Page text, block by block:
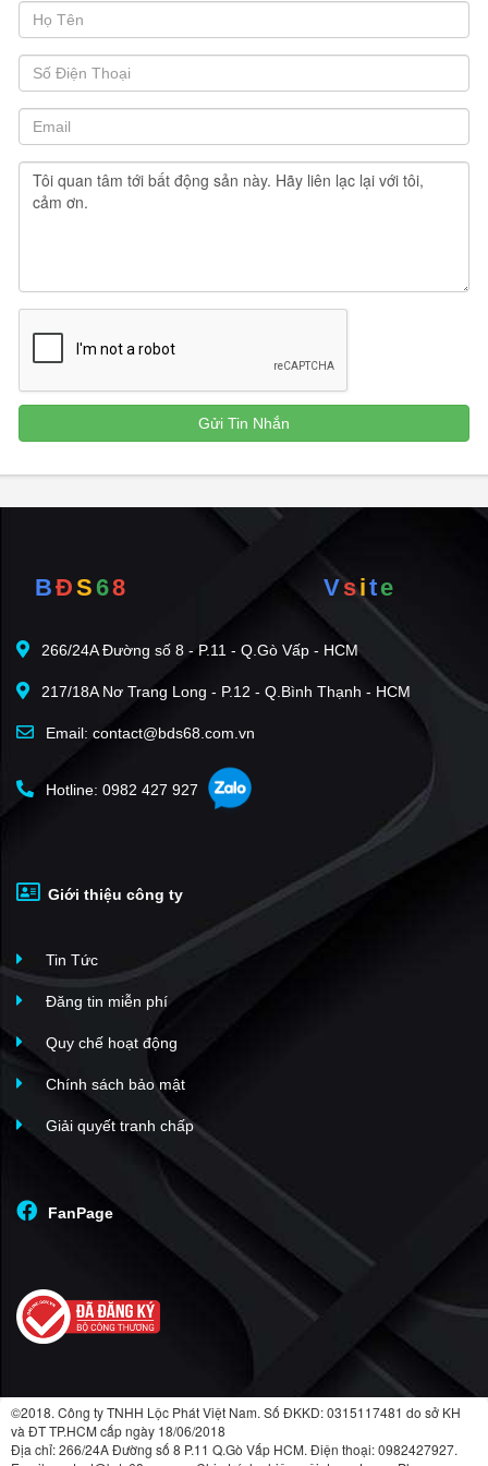
Chủ nhà thiết kế nội thất để ở nên làm rất tỉ mỉ từng chi tiết nhỏ
của ngôi nhà, các nội thất đều hàng chất lượng và cao cấp.
Khu đô thị đáng sống với môi trường sống xanh an ninh ...
BĐS68 Vsite
266/24A Đường số 8 - P.11 - Q.Gò Vấp - HCM
217/18A Nơ Trang Long - P.12 - Q.Bình Thạnh - HCM
Email: contact@bds68.com.vn
Hotline: 0982 427 927
Giới thiệu công ty
Tin Tức
Đăng tin miễn phí
Quy chế hoạt động
Chính sách bảo mật
Giải quyết tranh chấp
FanPage
©2018. Công ty TNHH Lộc Phát Việt Nam. Số ĐKKD: 0315117481 do sở KH
và ĐT TP.HCM cấp ngày 18/06/2018
Địa chỉ: 266/24A Đường số 8 P.11 Q.Gò Vấp HCM. Điện thoại: 0982427927.